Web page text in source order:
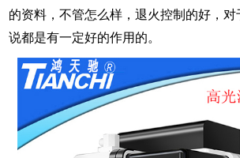
的资料，不管怎么样，退火控制的好，
说都是有一定好的作用的。